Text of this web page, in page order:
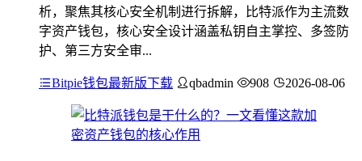
析，聚焦其核心安全机制进行拆解，比特派作为主流数
字资产钱包，核心安全设计涵盖私钥自主掌控、多签防
护、第三方安全审...
Bitpie钱包最新版下载 qbadmin 908 2026-08-06